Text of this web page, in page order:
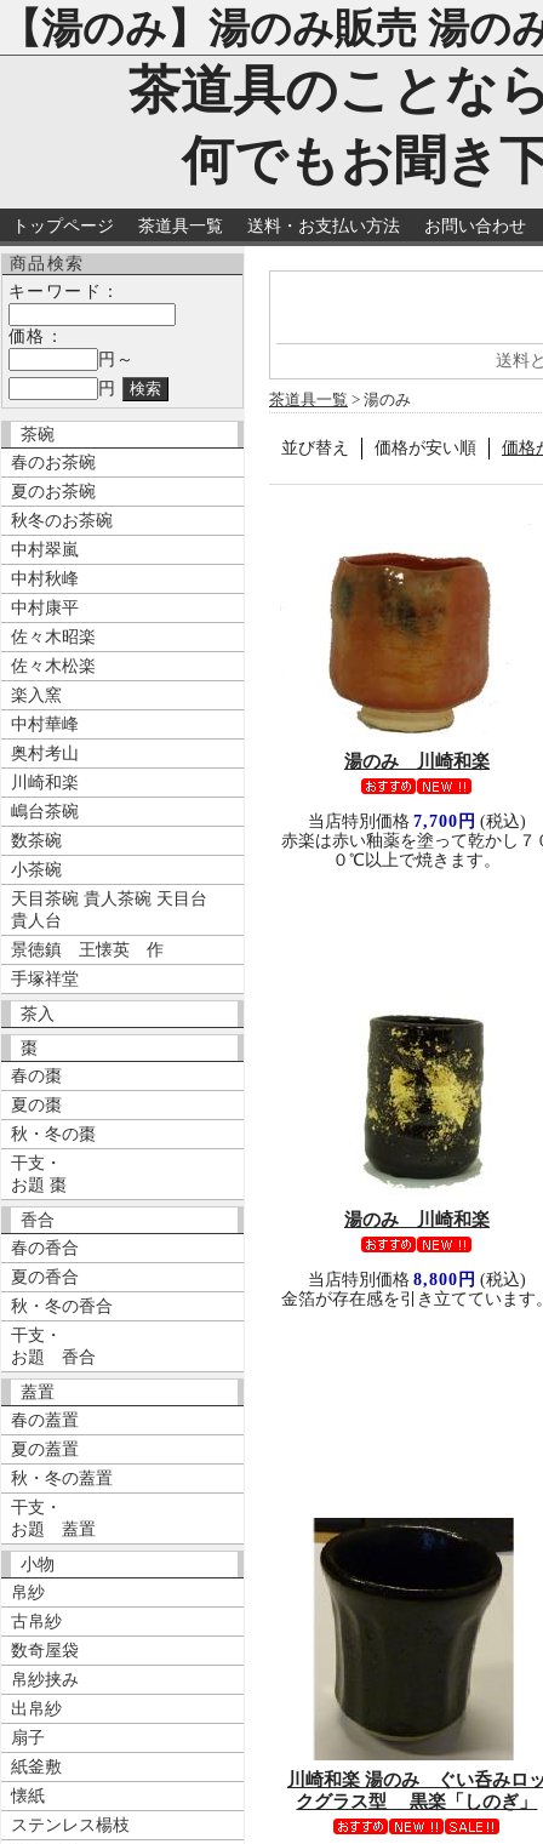
【湯のみ】湯のみ販売 湯の
茶道具のことな
何でもお聞き
トップページ 茶道具一覧 送料・お支払い方法 お問い合わせ
商品検索
キーワード：
価格：
円～
円
茶碗
春のお茶碗
夏のお茶碗
秋冬のお茶碗
中村翠嵐
中村秋峰
中村康平
佐々木昭楽
佐々木松楽
楽入窯
中村華峰
奥村考山
川崎和楽
嶋台茶碗
数茶碗
小茶碗
天目茶碗 貴人茶碗 天目台
貴人台
景徳鎮 王懐英 作
手塚祥堂
茶入
棗
春の棗
夏の棗
秋・冬の棗
干支・
お題 棗
香合
春の香合
夏の香合
秋・冬の香合
干支・
お題 香合
蓋置
春の蓋置
夏の蓋置
秋・冬の蓋置
干支・
お題 蓋置
小物
帛紗
古帛紗
数奇屋袋
帛紗挟み
出帛紗
扇子
紙釜敷
懐紙
ステンレス楊枝
送料
茶道具一覧 > 湯のみ
並び替え 価格が安い順 価格
湯のみ 川崎和楽
当店特別価格 7,700円 (税込)
赤楽は赤い釉薬を塗って乾かし７
０℃以上で焼きます。
湯のみ 川崎和楽
当店特別価格 8,800円 (税込)
金箔が存在感を引き立てています
川崎和楽 湯のみ ぐい呑みロ
クグラス型 黒楽「しのぎ」